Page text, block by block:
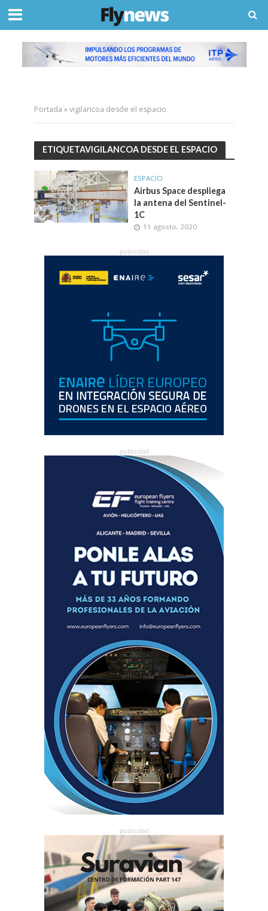
Portada »vigilancoa desde el espacio
ETIQUETAVIGILANCOA DESDE EL ESPACIO
ESPACIO
Airbus Space despliega
la antena del Sentinel-
1C
11 agosto, 2020